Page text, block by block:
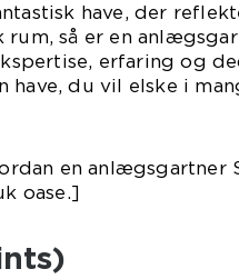
have, der
så er en
erfaring og
du vil elske i
en anlægsgartner
oase.]